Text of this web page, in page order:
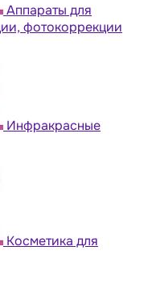
Аппараты для
фотокоррекции
Инфракрасные
Косметика для